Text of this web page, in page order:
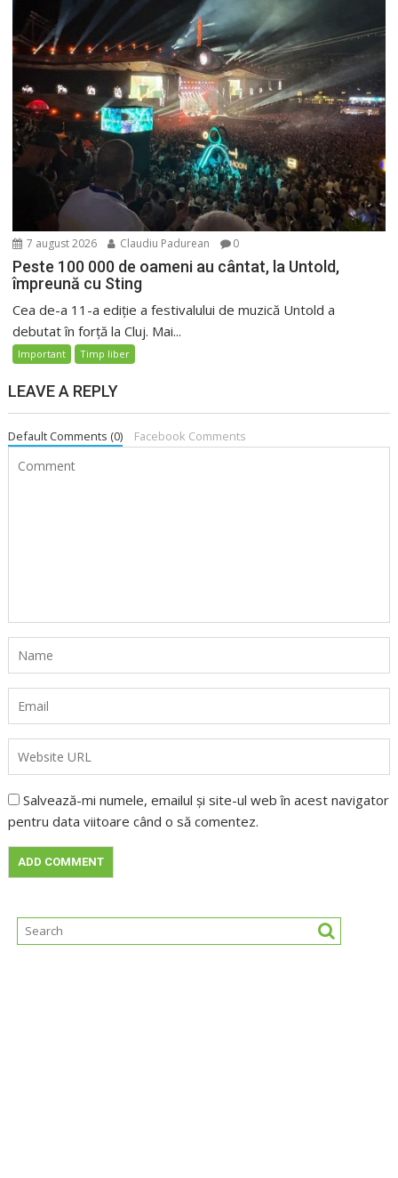
7 august 2026 Claudiu Padurean 0
Peste 100 000 de oameni au cântat, la Untold,
împreună cu Sting
Cea de-a 11-a ediție a festivalului de muzică Untold a
debutat în forță la Cluj. Mai...
Important Timp liber
LEAVE A REPLY
Default Comments (0) Facebook Comments
Salvează-mi numele, emailul și site-ul web în acest navigator
pentru data viitoare când o să comentez.